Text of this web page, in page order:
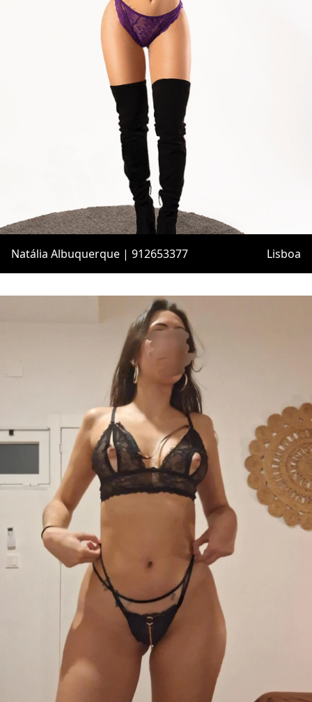
Natália Albuquerque | 912653377 Lisboa